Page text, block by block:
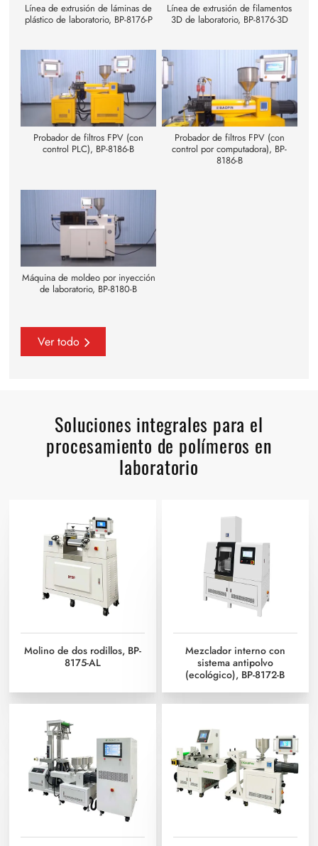
Línea de extrusión de láminas de
plástico de laboratorio, BP-8176-P
Línea de extrusión de filamentos
3D de laboratorio, BP-8176-3D
Probador de filtros FPV (con
control PLC), BP-8186-B
Probador de filtros FPV (con
control por computadora), BP-
8186-B
Máquina de moldeo por inyección
de laboratorio, BP-8180-B
Ver todo
Soluciones integrales para el
procesamiento de polímeros en
laboratorio
Molino de dos rodillos, BP-
8175-AL
Mezclador interno con
sistema antipolvo
(ecológico), BP-8172-B